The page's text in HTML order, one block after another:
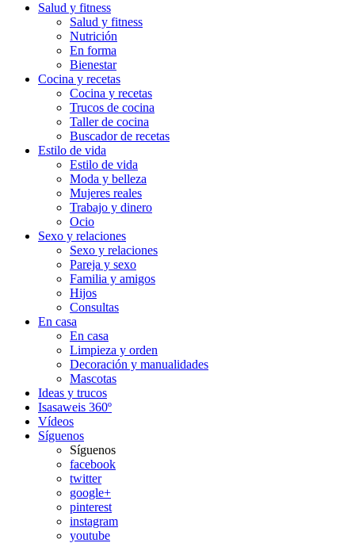
Salud y fitness
Salud y fitness
Nutrición
En forma
Bienestar
Cocina y recetas
Cocina y recetas
Trucos de cocina
Taller de cocina
Buscador de recetas
Estilo de vida
Estilo de vida
Moda y belleza
Mujeres reales
Trabajo y dinero
Ocio
Sexo y relaciones
Sexo y relaciones
Pareja y sexo
Familia y amigos
Hijos
Consultas
En casa
En casa
Limpieza y orden
Decoración y manualidades
Mascotas
Ideas y trucos
Isasaweis 360º
Vídeos
Síguenos
Síguenos
facebook
twitter
google+
pinterest
instagram
youtube